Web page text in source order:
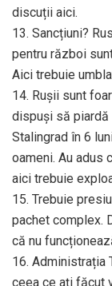
discuții aici.
13. Sancțiuni?
pentru război
Aici trebuie
14. Rușii sunt
dispuși să piardă
Stalingrad în 6
oameni. Au adus
aici trebuie
15. Trebuie
pachet complex.
că nu
16. Administrația
ceea ce ați făcut